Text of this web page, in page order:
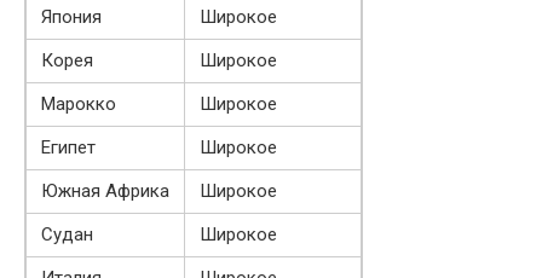
Япония
Широкое
Корея
Широкое
Марокко
Широкое
Египет
Широкое
Южная Африка
Широкое
Судан
Широкое